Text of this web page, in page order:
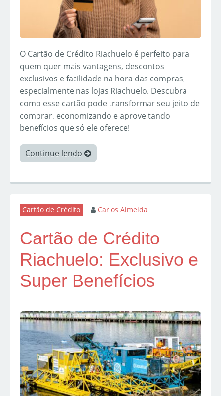
O Cartão de Crédito Riachuelo é perfeito para
quem quer mais vantagens, descontos
exclusivos e facilidade na hora das compras,
especialmente nas lojas Riachuelo. Descubra
como esse cartão pode transformar seu jeito de
comprar, economizando e aproveitando
benefícios que só ele oferece!
Continue lendo
Cartão de Crédito Carlos Almeida
Cartão de Crédito
Riachuelo: Exclusivo e
Super Benefícios